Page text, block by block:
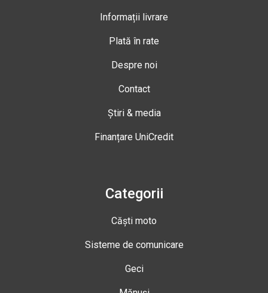
Informații livrare
Plată în rate
Despre noi
Contact
Știri & media
Finanțare UniCredit
Categorii
Căști moto
Sisteme de comunicare
Geci